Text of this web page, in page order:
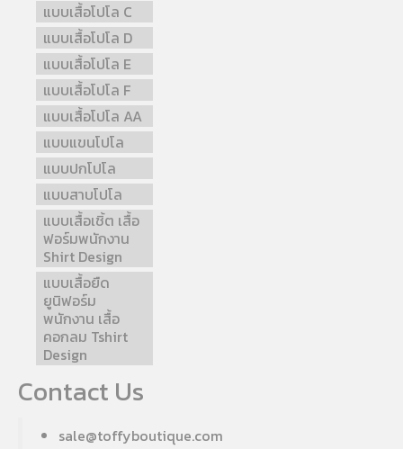
แบบเสื้อโปโล C
แบบเสื้อโปโล D
แบบเสื้อโปโล E
แบบเสื้อโปโล F
แบบเสื้อโปโล AA
แบบแขนโปโล
แบบปกโปโล
แบบสาบโปโล
แบบเสื้อเชิ้ต เสื้อ
ฟอร์มพนักงาน
Shirt Design
แบบเสื้อยืด
ยูนิฟอร์ม
พนักงาน เสื้อ
คอกลม Tshirt
Design
Contact Us
sale@toffyboutique.com